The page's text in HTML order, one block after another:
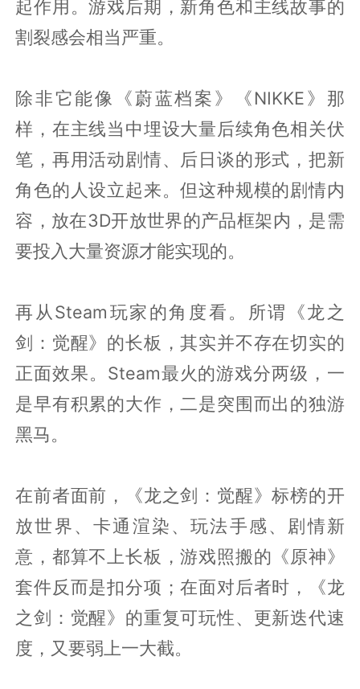
起作用。游戏后期，新角色和主线故事的
割裂感会相当严重。
除非它能像《蔚蓝档案》《NIKKE》那
样，在主线当中埋设大量后续角色相关伏
笔，再用活动剧情、后日谈的形式，把新
角色的人设立起来。但这种规模的剧情内
容，放在3D开放世界的产品框架内，是需
要投入大量资源才能实现的。
再从Steam玩家的角度看。所谓《龙之
剑：觉醒》的长板，其实并不存在切实的
正面效果。Steam最火的游戏分两级，一
是早有积累的大作，二是突围而出的独游
黑马。
在前者面前，《龙之剑：觉醒》标榜的开
放世界、卡通渲染、玩法手感、剧情新
意，都算不上长板，游戏照搬的《原神》
套件反而是扣分项；在面对后者时，《龙
之剑：觉醒》的重复可玩性、更新迭代速
度，又要弱上一大截。